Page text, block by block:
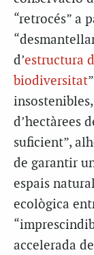
“retrocés” a
d’estructura
biodiversitat
d’hectàrees
suficient”,
de garantir
espais
ecològica
accelerada